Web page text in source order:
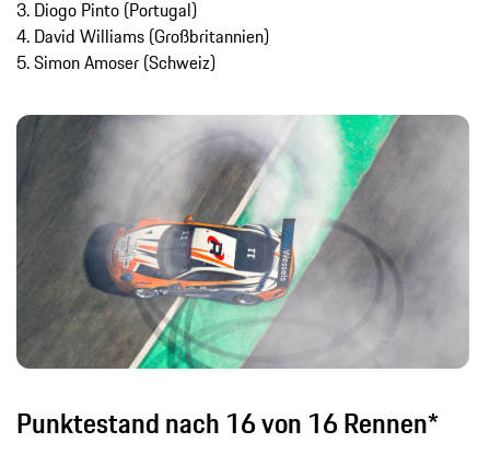
3. Diogo Pinto (Portugal)
4. David Williams (Großbritannien)
5. Simon Amoser (Schweiz)
Punktestand nach 16 von 16 Rennen*